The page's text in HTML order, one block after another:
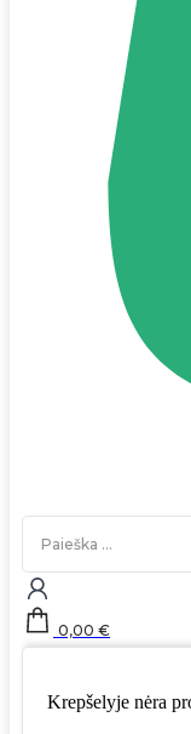
Search
0,00 €
Krepšelyje nėra